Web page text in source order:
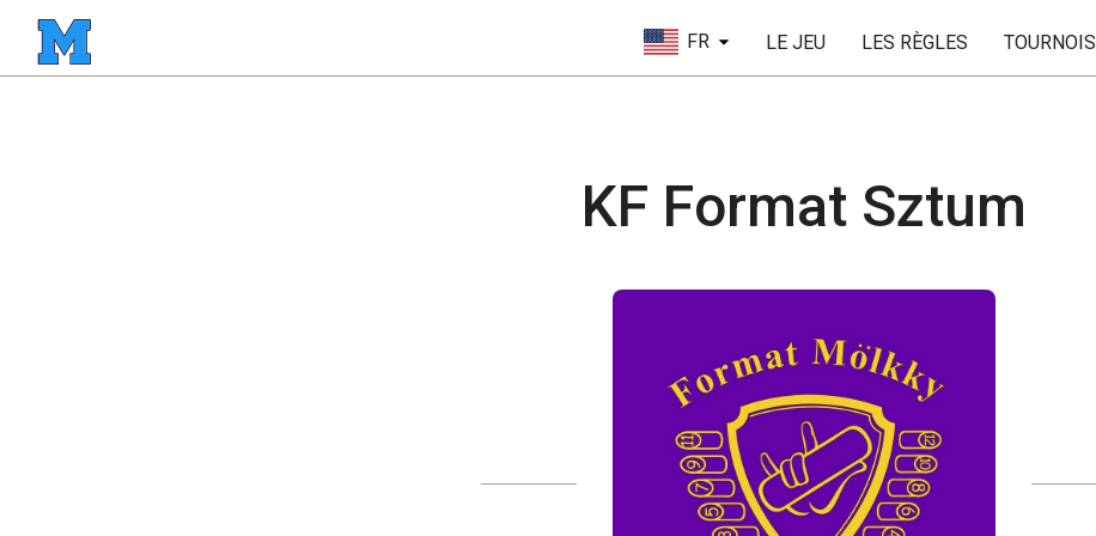
FR LE JEU LES RÈGLES TOURNOIS
KF Format Sztum